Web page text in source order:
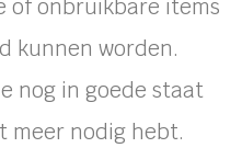
of onbruikbare items
kunnen worden.
nog in goede staat
meer nodig hebt.